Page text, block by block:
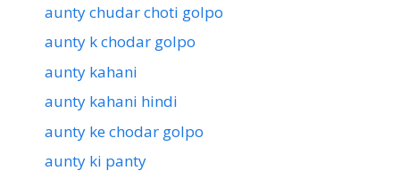
aunty chudar choti golpo
aunty k chodar golpo
aunty kahani
aunty kahani hindi
aunty ke chodar golpo
aunty ki panty